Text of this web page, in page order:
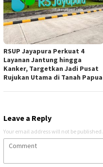
RSUP Jayapura Perkuat 4
Layanan Jantung hingga
Kanker, Targetkan Jadi Pusat
Rujukan Utama di Tanah Papua
Leave a Reply
Your email address will not be published.